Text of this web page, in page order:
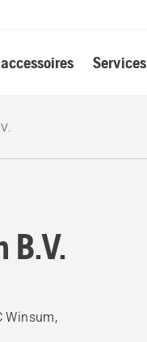
Services
B.V.
Winsum,